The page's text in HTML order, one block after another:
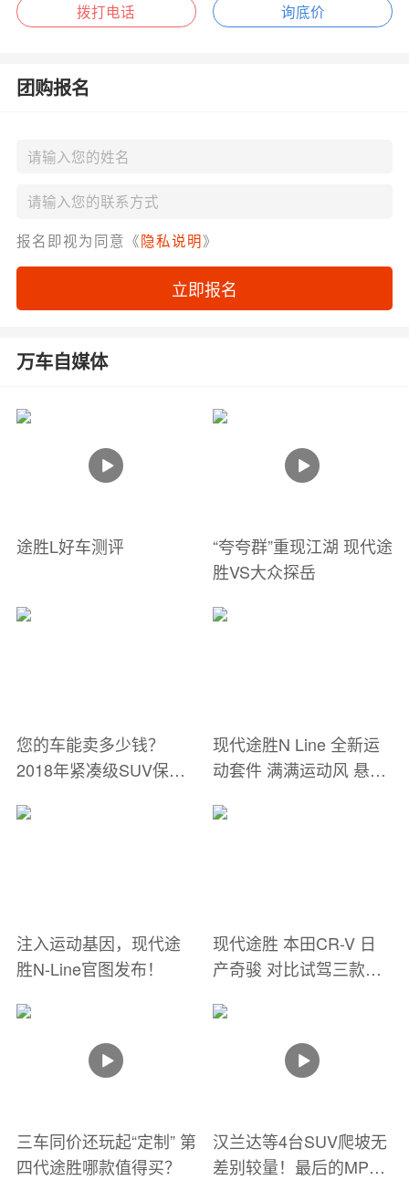
拨打电话 询底价
团购报名
报名即视为同意《隐私说明》
立即报名
万车自媒体
途胜L好车测评
“夸夸群”重现江湖 现代途
胜VS大众探岳
您的车能卖多少钱？
2018年紧凑级SUV保值
现代途胜N Line 全新运
动套件 满满运动风 悬挂
注入运动基因，现代途
胜N-Line官图发布！
现代途胜 本田CR-V 日
产奇骏 对比试驾三款日
三车同价还玩起“定制” 第
四代途胜哪款值得买？
汉兰达等4台SUV爬坡无
差别较量！最后的MPV